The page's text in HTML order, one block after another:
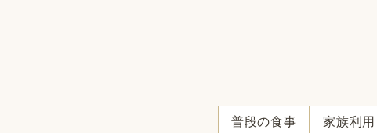
普段の食事 家族利用